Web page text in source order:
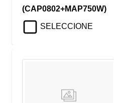
(CAP0802+MAP750W)
SELECCIONE